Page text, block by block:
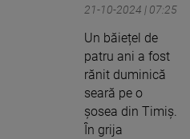
21-10-2024 | 07:25
Un băiețel de
patru ani a fost
rănit duminică
seară pe o
șosea din Timiș.
În grija